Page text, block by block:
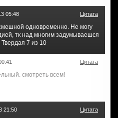
05:48 Цитата
одновременно. Не могу
тк над многим задумываешся
7 из 10
Цитата
смотреть всем!
21:50 Цитата